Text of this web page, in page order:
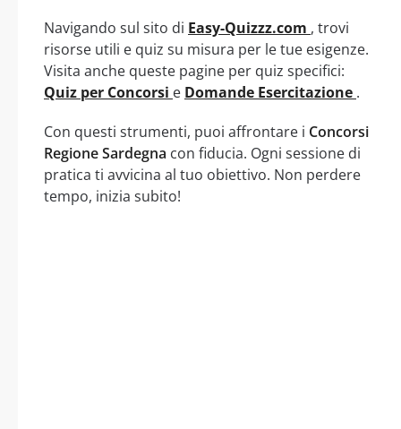
Navigando sul sito di Easy-Quizzz.com , trovi
risorse utili e quiz su misura per le tue esigenze.
Visita anche queste pagine per quiz specifici:
Quiz per Concorsi e Domande Esercitazione .
Con questi strumenti, puoi affrontare i Concorsi
Regione Sardegna con fiducia. Ogni sessione di
pratica ti avvicina al tuo obiettivo. Non perdere
tempo, inizia subito!